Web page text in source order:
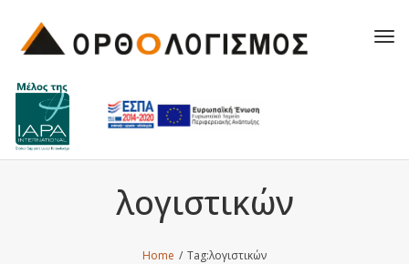
λογιστικών
Home / Tag:λογιστικών